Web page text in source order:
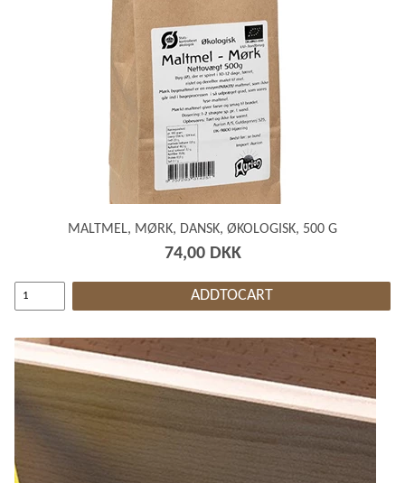
MALTMEL, MØRK, DANSK, ØKOLOGISK, 500 G
74,00 DKK
ADDTOCART